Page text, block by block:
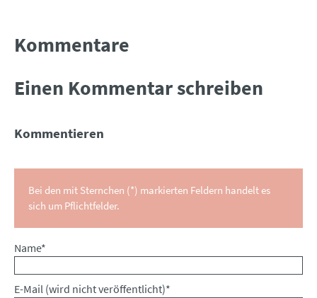
Kommentare
Einen Kommentar schreiben
Kommentieren
Bei den mit Sternchen (*) markierten Feldern handelt es
sich um Pflichtfelder.
Pflichtfeld
Name*
Pflichtfeld
E-Mail (wird nicht veröffentlicht)*